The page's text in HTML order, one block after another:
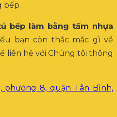
bếp.
bếp làm bằng tấm nhựa
bạn còn thắc mắc gì về
liên hệ với Chúng tôi thông
phường 8, quận Tân Bình,